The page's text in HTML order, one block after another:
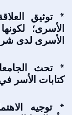
* توثيق
الأسرى؛
الأسرى لدى
* تحث
كتابات الأسر
* توجيه